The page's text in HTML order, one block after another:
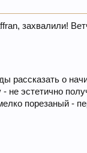
захвалили!
рассказать о
- не эстетично
порезаный -